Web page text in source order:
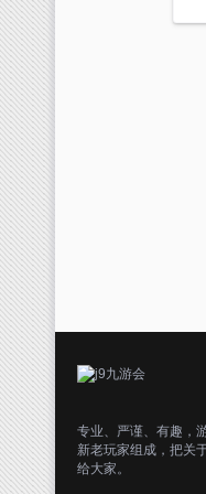
专业、严谨、有趣，
新老玩家组成，把关
给大家。